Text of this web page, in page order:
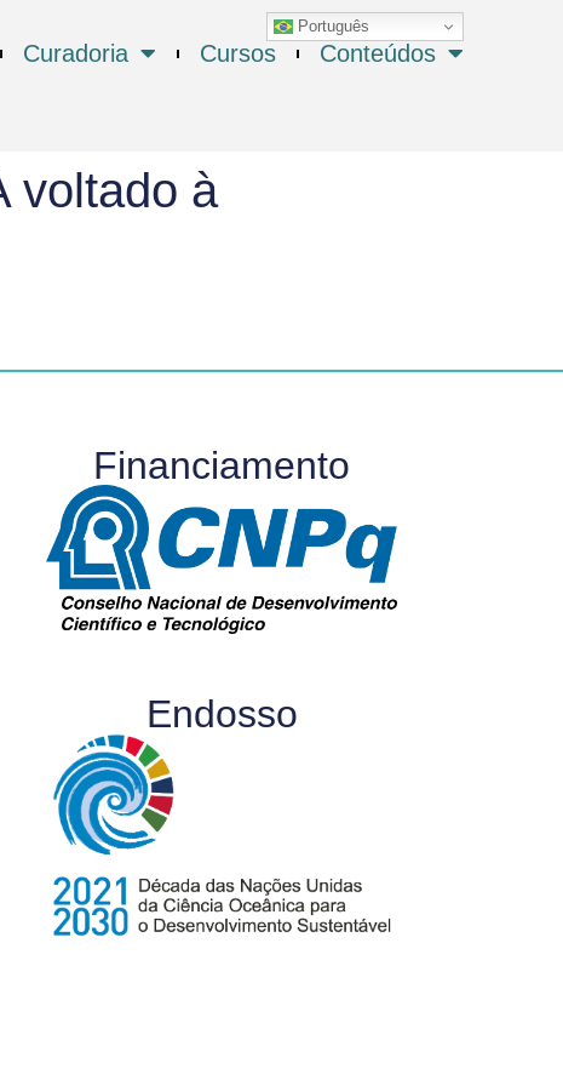
Português
Curadoria Cursos Conteúdos
voltado à
Financiamento
Endosso